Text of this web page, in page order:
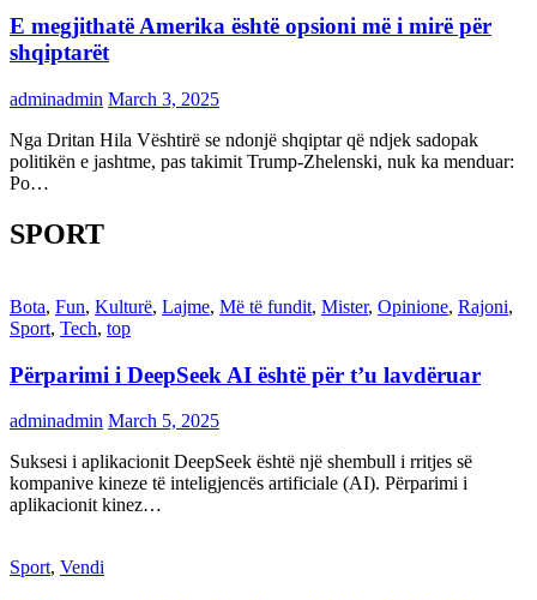
E megjithatë Amerika është opsioni më i mirë për
shqiptarët
adminadmin March 3, 2025
Nga Dritan Hila Vështirë se ndonjë shqiptar që ndjek sadopak
politikën e jashtme, pas takimit Trump-Zhelenski, nuk ka menduar:
Po…
SPORT
Bota, Fun, Kulturë, Lajme, Më të fundit, Mister, Opinione, Rajoni,
Sport, Tech, top
Përparimi i DeepSeek AI është për t’u lavdëruar
adminadmin March 5, 2025
Suksesi i aplikacionit DeepSeek është një shembull i rritjes së
kompanive kineze të inteligjencës artificiale (AI). Përparimi i
aplikacionit kinez…
Sport, Vendi